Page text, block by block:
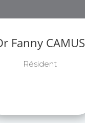
Fanny CAMUS
Résident